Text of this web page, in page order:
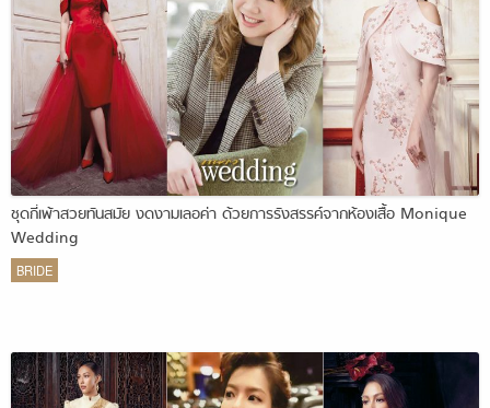
ชุดกี่เพ้าสวยทันสมัย งดงามเลอค่า ด้วยการรังสรรค์จากห้องเสื้อ Monique
Wedding
BRIDE